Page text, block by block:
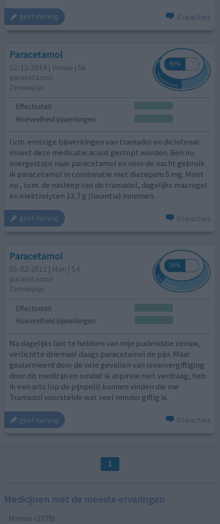
geef mening 0 reacties
Paracetamol
02-12-2014 | Vrouw | 56
paracetamol
Zenuwpijn
Effectiviteit
Hoeveelheid bijwerkingen
I.v.m. ernstige bijwerkingen van tramadol en diclofenac
moest deze medicatie acuut gestopt worden. Ben nu
overgestapt naar paracetamol en voor de nacht gebruik
ik paracetamol in combinatie met diazepam 5 mg. Moet
nu , i.v.m. de nasleep van de tramadol, dagelijks macrogol
en elektrolyten 13,7 g (laxantia) innemen.
geef mening 0 reacties
Paracetamol
05-02-2012 | Man | 54
paracetamol
Zenuwpijn
Effectiviteit
Hoeveelheid bijwerkingen
Na dagelijks last te hebben van mijn pudendale zenuw,
verlichtte driemaal daags paracetamol de pijn. Maar
gealarmeerd door de vele gevallen van leververgiftiging
door dit medicijn en omdat ik aspirine niet verdraag, heb
ik een arts (op de pijnpoli) kunnen vinden die me
Tramadol voorstelde wat veel minder giftig is.
geef mening 0 reacties
1
Medicijnen met de meeste ervaringen
Mirena (2378)